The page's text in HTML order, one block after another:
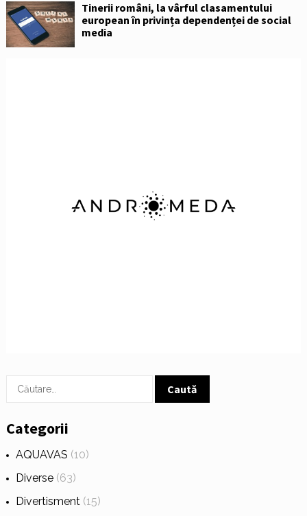
Tinerii români, la vârful clasamentului
european în privința dependenței de social
media
Caută
Categorii
AQUAVAS (10)
Diverse(63)
Divertisment(15)